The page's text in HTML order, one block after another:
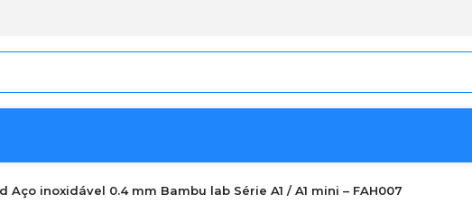
Aço inoxidável 0.4 mm Bambu lab Série A1 / A1 mini – FAH007